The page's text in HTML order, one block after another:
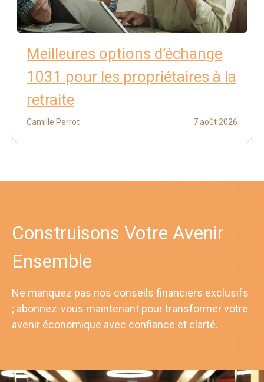
Meilleures options d’échange
1031 pour les propriétaires à la
retraite
Camille Perrot 7 août 2026
Construisons Votre Avenir
Ensemble
Ne manquez pas nos conseils financiers exclusifs
; abonnez-vous maintenant pour transformer votre
avenir économique avec confiance et clarté.